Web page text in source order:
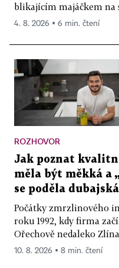
blikajícím majáčkem na
4. 8. 2026 ▪ 6 min. čtení
ROZHOVOR
Jak poznat
měla být měkká a
se poděla
Počátky zmrzlinového
roku 1992, kdy firma
Ořechově nedaleko
10. 8. 2026 ▪ 8 min. čtení